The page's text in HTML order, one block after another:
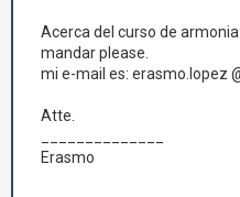
Acerca del curso de
mandar please.
mi e-mail es: erasmo.lopez
Atte.
Erasmo